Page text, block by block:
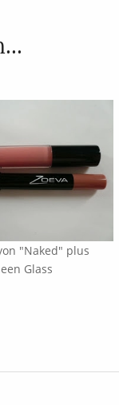
"Naked" plus
Glass